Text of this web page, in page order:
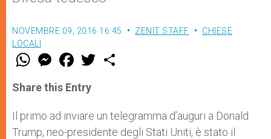
NOVEMBRE 09, 2016 16:45 ZENIT STAFF
CHIESE
LOCALI
W
t
s
p
p
M
e
s
e
g
e
r
F
a
e
b
o
k
w
r
Share this Entry
Il primo ad inviare un telegramma d’auguri a Donald
Trump, neo-presidente degli Stati Uniti, è stato il